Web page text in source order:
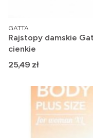
PRODUCENT
GATTA
Rajstopy damskie
cienkie
Cena
25,49 zł